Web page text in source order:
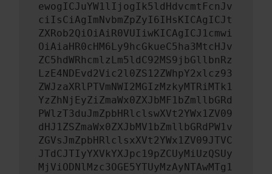
ewogICJuYW1lIjogIk5ldHdvcmtFcnJv
ciIsCiAgImNvbmZpZyI6IHsKICAgICJt
ZXRob2QiOiAiR0VUIiwKICAgICJ1cmwi
OiAiaHR0cHM6Ly9hcGkueC5ha3MtcHJv
ZC5hdWRhcmlzLm5ldC92MS9jbGllbnRz
LzE4NDEvd2Vic2l0ZS12ZWhpY2xlcz93
ZWJzaXRlPTVmNWI2MGIzMzkyMTRiMTk1
YzZhNjEyZiZmaWx0ZXJbMF1bZmllbGRd
PWlzT3duJmZpbHRlclswXVt2YWx1ZV09
dHJ1ZSZmaWx0ZXJbMV1bZmllbGRdPW1v
ZGVsJmZpbHRlclsxXVt2YWx1ZV09JTVC
JTdCJTIyYXVkYXJpc19pZCUyMiUzQSUy
MjViODNlMzc3OGE5YTUyMzAyNTAwMTg1